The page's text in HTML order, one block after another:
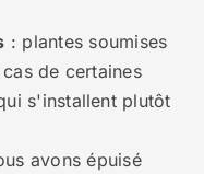
: plantes soumises
de certaines
s'installent plutôt
avons épuisé